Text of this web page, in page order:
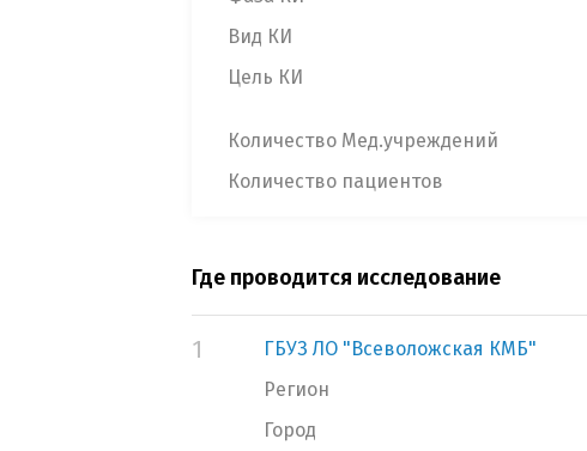
Вид КИ
Цель КИ
Количество Мед.учреждений
Количество пациентов
Где проводится исследование
1
ГБУЗ ЛО "Всеволожская КМБ"
Регион
Город